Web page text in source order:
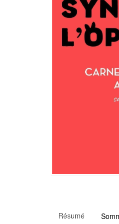
Résumé